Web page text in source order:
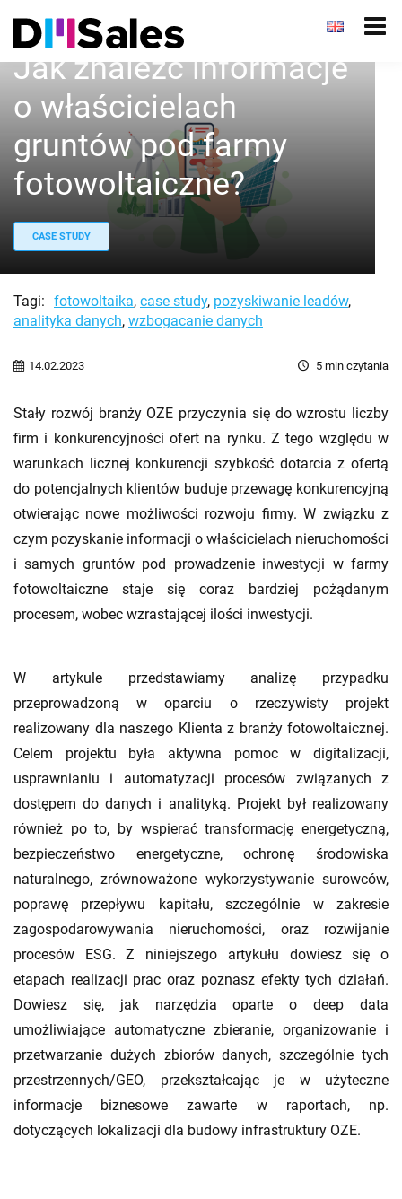
Jak znaleźć informacje
o właścicielach
gruntów pod farmy
fotowoltaiczne?
CASE STUDY
Tagi: fotowoltaika, case study, pozyskiwanie leadów,
analityka danych, wzbogacanie danych
5 min czytania
14.02.2023
Stały rozwój branży OZE przyczynia się do wzrostu liczby
firm i konkurencyjności ofert na rynku. Z tego względu w
warunkach licznej konkurencji szybkość dotarcia z ofertą
do potencjalnych klientów buduje przewagę konkurencyjną
otwierając nowe możliwości rozwoju firmy. W związku z
czym pozyskanie informacji o właścicielach nieruchomości
i samych gruntów pod prowadzenie inwestycji w farmy
fotowoltaiczne staje się coraz bardziej pożądanym
procesem, wobec wzrastającej ilości inwestycji.
W artykule przedstawiamy analizę przypadku
przeprowadzoną w oparciu o rzeczywisty projekt
realizowany dla naszego Klienta z branży fotowoltaicznej.
Celem projektu była aktywna pomoc w digitalizacji,
usprawnianiu i automatyzacji procesów związanych z
dostępem do danych i analityką. Projekt był realizowany
również po to, by wspierać transformację energetyczną,
bezpieczeństwo energetyczne, ochronę środowiska
naturalnego, zrównoważone wykorzystywanie surowców,
poprawę przepływu kapitału, szczególnie w zakresie
zagospodarowywania nieruchomości, oraz rozwijanie
procesów ESG. Z niniejszego artykułu dowiesz się o
etapach realizacji prac oraz poznasz efekty tych działań.
Dowiesz się, jak narzędzia oparte o deep data
umożliwiające automatyczne zbieranie, organizowanie i
przetwarzanie dużych zbiorów danych, szczególnie tych
przestrzennych/GEO, przekształcając je w użyteczne
informacje biznesowe zawarte w raportach, np.
dotyczących lokalizacji dla budowy infrastruktury OZE.